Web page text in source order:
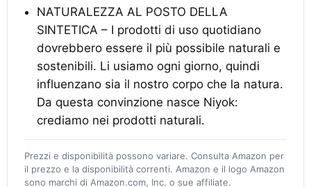
NATURALEZZA AL POSTO DELLA
SINTETICA – I prodotti di uso quotidiano
dovrebbero essere il più possibile naturali e
sostenibili. Li usiamo ogni giorno, quindi
influenzano sia il nostro corpo che la natura.
Da questa convinzione nasce Niyok:
crediamo nei prodotti naturali.
Prezzi e disponibilità possono variare. Consulta Amazon per
il prezzo e la disponibilità correnti. Amazon e il logo Amazon
sono marchi di Amazon.com, Inc. o sue affiliate.